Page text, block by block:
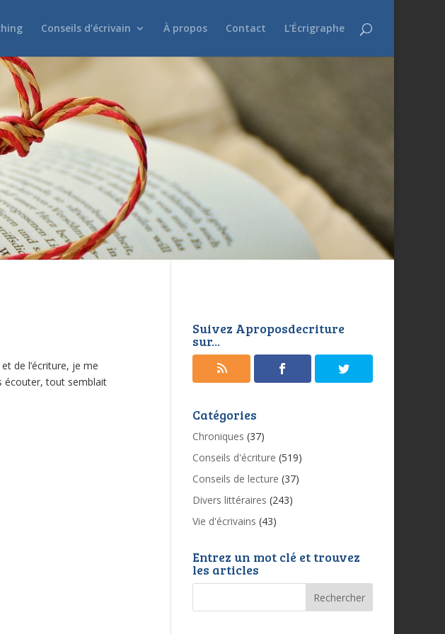
Conseils d’écrivain À propos Contact L’Écrigraphe
de l’écriture, je me
écouter, tout semblait
Suivez Aproposdecriture
sur...
Catégories
Chroniques (37)
Conseils d'écriture (519)
Conseils de lecture (37)
Divers littéraires (243)
Vie d'écrivains (43)
Entrez un mot clé et trouvez
les articles